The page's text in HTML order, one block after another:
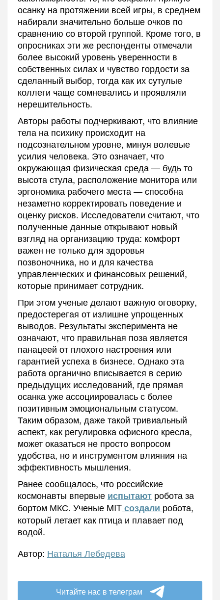
осанку на протяжении всей игры, в среднем
набирали значительно больше очков по
сравнению со второй группой. Кроме того, в
опросниках эти же респонденты отмечали
более высокий уровень уверенности в
собственных силах и чувство гордости за
сделанный выбор, тогда как их сутулые
коллеги чаще сомневались и проявляли
нерешительность.
Авторы работы подчеркивают, что влияние
тела на психику происходит на
подсознательном уровне, минуя волевые
усилия человека. Это означает, что
окружающая физическая среда — будь то
высота стула, расположение монитора или
эргономика рабочего места — способна
незаметно корректировать поведение и
оценку рисков. Исследователи считают, что
полученные данные открывают новый
взгляд на организацию труда: комфорт
важен не только для здоровья
позвоночника, но и для качества
управленческих и финансовых решений,
которые принимает сотрудник.
При этом ученые делают важную оговорку,
предостерегая от излишне упрощенных
выводов. Результаты эксперимента не
означают, что правильная поза является
панацеей от плохого настроения или
гарантией успеха в бизнесе. Однако эта
работа органично вписывается в серию
предыдущих исследований, где прямая
осанка уже ассоциировалась с более
позитивным эмоциональным статусом.
Таким образом, даже такой тривиальный
аспект, как регулировка офисного кресла,
может оказаться не просто вопросом
удобства, но и инструментом влияния на
эффективность мышления.
Ранее сообщалось, что российские
космонавты впервые испытают робота за
бортом МКС. Ученые MITсоздали робота,
который летает как птица и плавает под
водой.
Автор: Наталья Лебедева
Читайте нас в телеграм